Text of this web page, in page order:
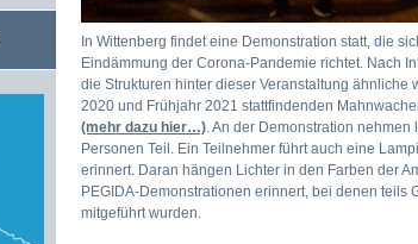
In Wittenberg findet eine Demonstration statt, die
Eindämmung der Corona-Pandemie richtet. Nach
die Strukturen hinter dieser Veranstaltung ähnliche
2020 und Frühjahr 2021 stattfindenden
(mehr dazu hier…). An der Demonstration
Personen Teil. Ein Teilnehmer führt auch eine
erinnert. Daran hängen Lichter in den Farben der
PEGIDA-Demonstrationen erinnert, bei denen teils
mitgeführt wurden.